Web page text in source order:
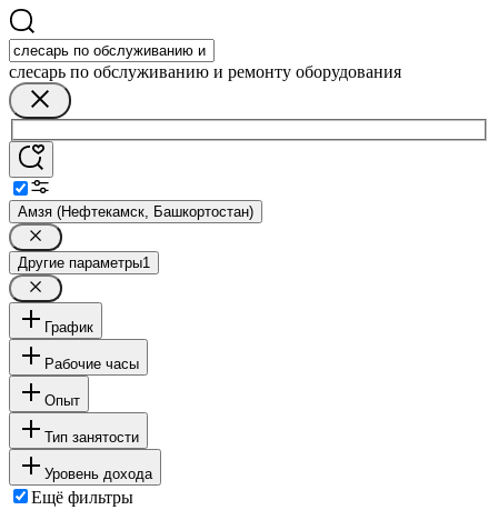
слесарь по обслуживанию и ремонту оборудования
Амзя (Нефтекамск, Башкортостан)
Другие параметры1
График
Рабочие часы
Опыт
Тип занятости
Уровень дохода
Ещё фильтры